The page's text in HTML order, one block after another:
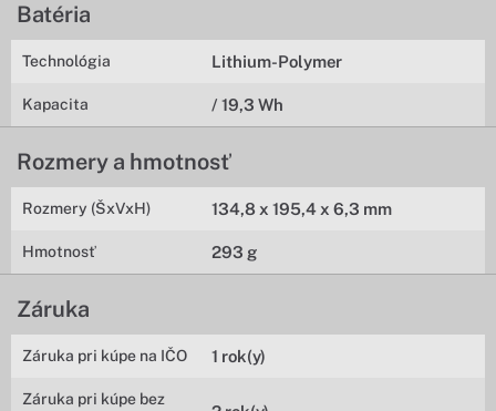
Batéria
Technológia Lithium-Polymer
Kapacita / 19,3 Wh
Rozmery a hmotnosť
Rozmery (ŠxVxH) 134,8 x 195,4 x 6,3 mm
Hmotnosť 293 g
Záruka
Záruka pri kúpe na IČO 1 rok(y)
Záruka pri kúpe bez